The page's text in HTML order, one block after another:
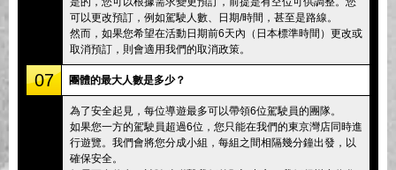
可以更改預訂，例如駕駛人數、日期/時間，甚至是路線。
然而，如果您希望在活動日期前6天內（日本標準時間）更改或
取消預訂，則會適用我們的取消政策。
07 團體的最大人數是多少？
為了安全起見，每位導遊最多可以帶領6位駕駛員的團隊。
如果您一方的駕駛員超過6位，您只能在我們的東京灣店同時進
行遊覽。我們會將您分成小組，每組之間相隔幾分鐘出發，以
確保安全。